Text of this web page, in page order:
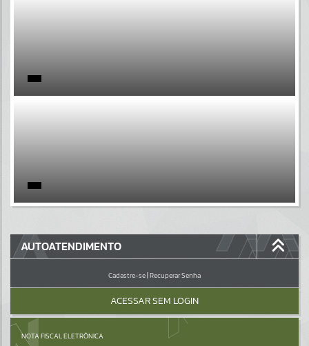
Por favor, aguarde...
GALERIAS
Por favor, aguarde...
AUTOATENDIMENTO
Cadastre-se|Recuperar Senha
ACESSAR SEM LOGIN
NOTA FISCAL ELETRÔNICA